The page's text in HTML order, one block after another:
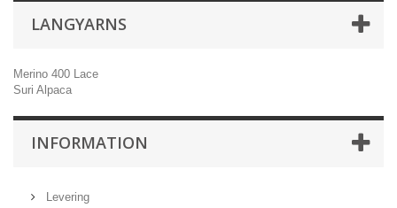
LANGYARNS
Merino 400 Lace
Suri Alpaca
INFORMATION
Levering